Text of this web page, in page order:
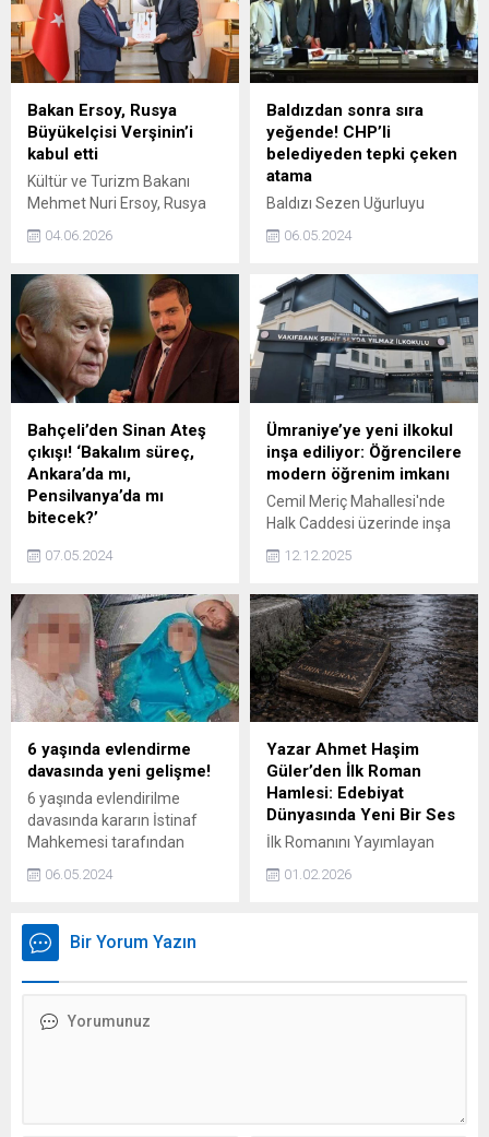
Bakan Ersoy, Rusya
Büyükelçisi Verşinin’i
kabul etti
Kültür ve Turizm Bakanı
Mehmet Nuri Ersoy, Rusya
Büyükelçisi Sergey Verşinin’i
04.06.2026
Baldızdan sonra sıra
yeğende! CHP’li
belediyeden tepki çeken
atama
Baldızı Sezen Uğurluyu
CHPli Bursa Büyükşehir
Bozbey, şimdi ise yeğeni
Furkan Bozbey’i belediyenin
iştiraki bir şirkete yönetici
yaptı.
06.05.2024
Bahçeli’den Sinan Ateş
çıkışı! ‘Bakalım süreç,
Ankara’da mı,
Pensilvanya’da mı
bitecek?’
Ateş iddianamesinin kabul
gerektiğini ifade etti.
07.05.2024
Ümraniye’ye yeni ilkokul
inşa ediliyor: Öğrencilere
modern öğrenim imkanı
Cemil Meriç Mahallesi'nde
Halk Caddesi üzerinde inşa
eğitim altyapısını
öğrencilere modern bir
öğrenim deneyimi sunacak.
12.12.2025
6 yaşında evlendirme
davasında yeni gelişme!
6 yaşında evlendirilme
davasında kararın İstinaf
Mahkemesi tarafından
sanıklar Kadir İstekli, Yusuf
Gümüşel’in yargılanmasına
başlandı.
06.05.2024
Yazar Ahmet Haşim
Güler’den İlk Roman
Hamlesi: Edebiyat
Dünyasında Yeni Bir Ses
İlk Romanını Yayımlayan
Dikkat Çeken Çıkış Uzun
01.02.2026
Bir Yorum Yazın